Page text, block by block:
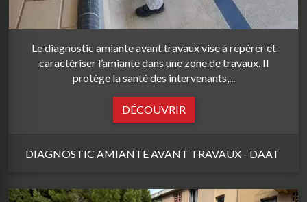
Le diagnostic amiante avant travaux vise à repérer et
caractériser l’amiante dans une zone de travaux. Il
protège la santé des intervenants,...
DÉCOUVRIR
DIAGNOSTIC AMIANTE AVANT TRAVAUX - DAAT